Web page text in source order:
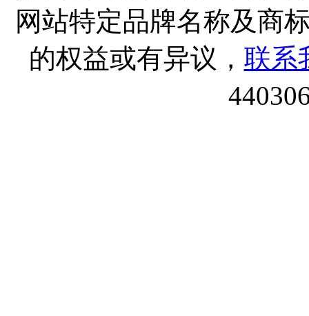
网站特定品牌名称及商
的权益或有异议， 联系